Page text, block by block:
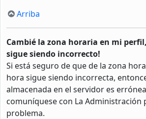
Arriba
Cambié la zona horaria en mi
sigue siendo incorrecto!
Si está seguro de que de la zona
hora sigue siendo incorrecta,
almacenada en el servidor es
comuníquese con La Administración
problema.